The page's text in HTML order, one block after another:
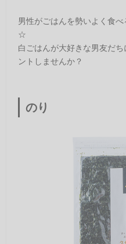
男性がごはんを勢いよく食
☆
白ごはんが大好きな男友だ
ントしませんか？
のり